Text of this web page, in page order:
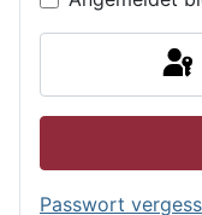
Passwort